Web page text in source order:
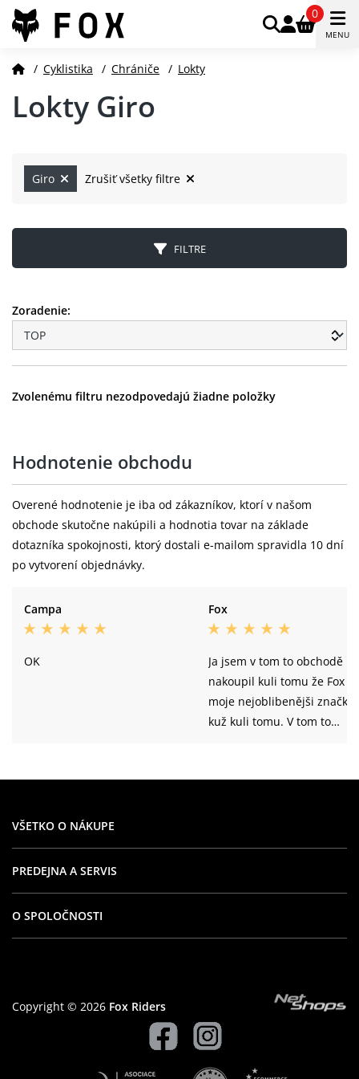
0
MENU
/ Cyklistika / Chrániče / Lokty
Lokty Giro
Giro Zrušiť všetky filtre
FILTRE
Zoradenie:
Zvolenému filtru nezodpovedajú žiadne položky
Hodnotenie obchodu
Overené hodnotenie je iba od zákazníkov, ktorí v našom
obchode skutočne nakúpili a hodnotia tovar na základe
dotazníka spokojnosti, ktorý dostali e-mailom spravidla 10 dní
po vytvorení objednávky.
Campa
OK
Fox
Ja jsem v tom to obchodě
nakoupil kuli tomu že Fox je
moje nejoblibenějši značka
kuž kuli tomu. V tom to
spolehlivý což jsem moc
VŠETKO O NÁKUPE
PREDEJNA A SERVIS
O SPOLOČNOSTI
Copyright © 2026 Fox Riders